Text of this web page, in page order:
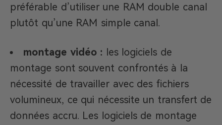
préférable d’utiliser une RAM double canal
plutôt qu’une RAM simple canal.
montage vidéo : les logiciels de
montage sont souvent confrontés à la
nécessité de travailler avec des fichiers
volumineux, ce qui nécessite un transfert de
données accru. Les logiciels de montage